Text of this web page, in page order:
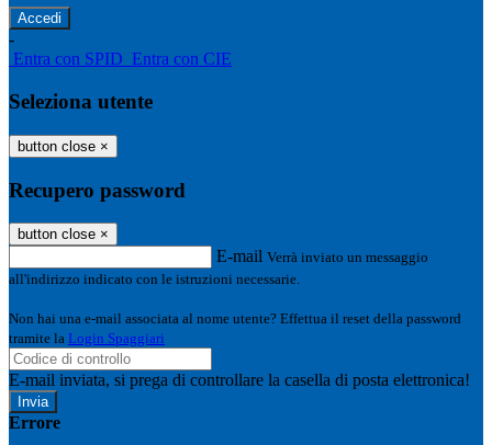
-
Entra con SPID Entra con CIE
Seleziona utente
button close ×
Recupero password
button close ×
E-mail Verrà inviato un messaggio
all'indirizzo indicato con le istruzioni necessarie.
Non hai una e-mail associata al nome utente? Effettua il reset della password
tramite la Login Spaggiari
E-mail inviata, si prega di controllare la casella di posta elettronica!
Errore